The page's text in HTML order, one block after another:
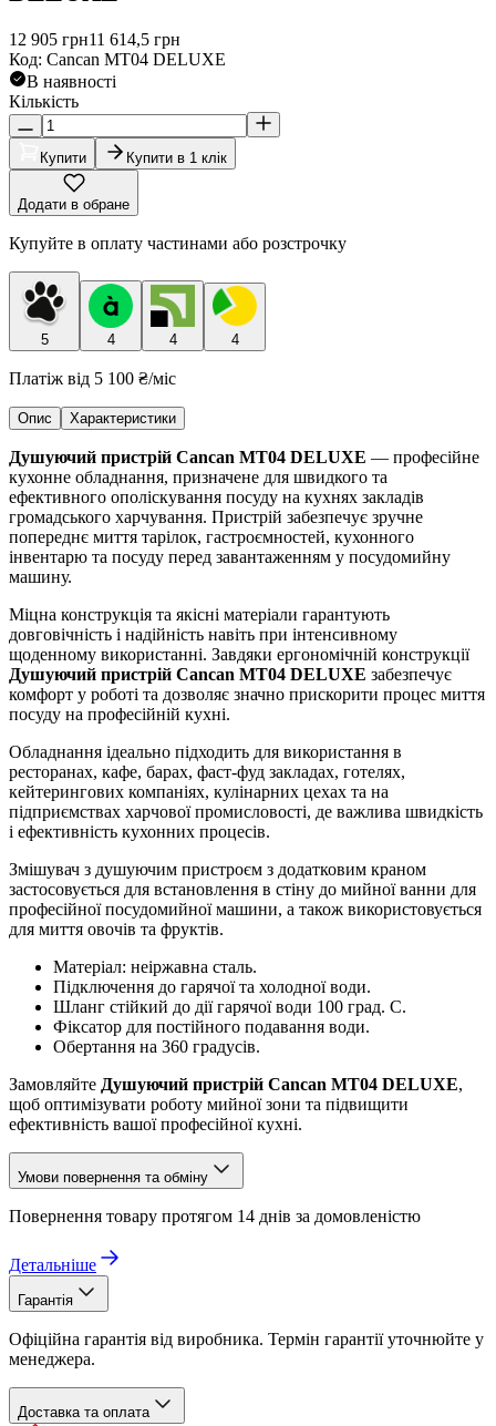
12 905 грн11 614,5 грн
Код: Cancan MT04 DELUXE
В наявності
Кількість
Купити Купити в 1 клік
Додати в обране
Купуйте в оплату частинами або розстрочку
5 4 4 4
Платіж від 5 100 ₴/міс
Опис Характеристики
Душуючий пристрій Cancan MT04 DELUXE — професійне
кухонне обладнання, призначене для швидкого та
ефективного ополіскування посуду на кухнях закладів
громадського харчування. Пристрій забезпечує зручне
попереднє миття тарілок, гастроємностей, кухонного
інвентарю та посуду перед завантаженням у посудомийну
машину.
Міцна конструкція та якісні матеріали гарантують
довговічність і надійність навіть при інтенсивному
щоденному використанні. Завдяки ергономічній конструкції
Душуючий пристрій Cancan MT04 DELUXE забезпечує
комфорт у роботі та дозволяє значно прискорити процес миття
посуду на професійній кухні.
Обладнання ідеально підходить для використання в
ресторанах, кафе, барах, фаст-фуд закладах, готелях,
кейтерингових компаніях, кулінарних цехах та на
підприємствах харчової промисловості, де важлива швидкість
і ефективність кухонних процесів.
Змішувач з душуючим пристроєм з додатковим краном
застосовується для встановлення в стіну до мийної ванни для
професійної посудомийної машини, а також використовується
для миття овочів та фруктів.
Матеріал: неіржавна сталь.
Підключення до гарячої та холодної води.
Шланг стійкий до дії гарячої води 100 град. С.
Фіксатор для постійного подавання води.
Обертання на 360 градусів.
Замовляйте Душуючий пристрій Cancan MT04 DELUXE,
щоб оптимізувати роботу мийної зони та підвищити
ефективність вашої професійної кухні.
Умови повернення та обміну
Повернення товару протягом 14 днів за домовленістю
Детальніше
Гарантія
Офіційна гарантія від виробника. Термін гарантії уточнюйте у
менеджера.
Доставка та оплата